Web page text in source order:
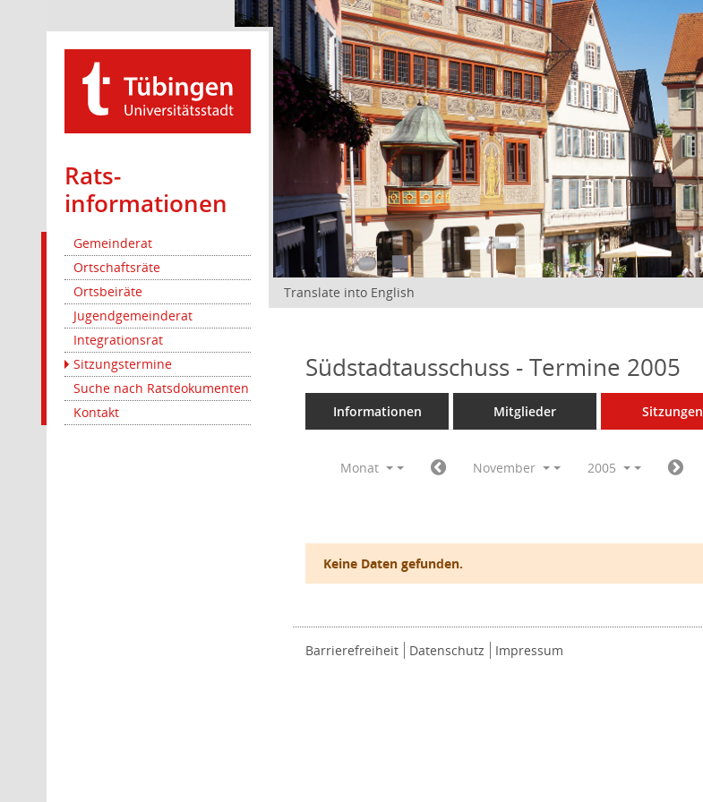
Rats­
informationen
Gemeinderat
Ortschaftsräte
Ortsbeiräte
Jugendgemeinderat
Integrationsrat
Sitzungstermine
Suche nach Ratsdokumenten
Kontakt
Translate into English
Südstadtausschuss - Termine 2005
Informationen Mitglieder Sitzungen
Monat November 2005
Keine Daten gefunden.
Barrierefreiheit Datenschutz Impressum